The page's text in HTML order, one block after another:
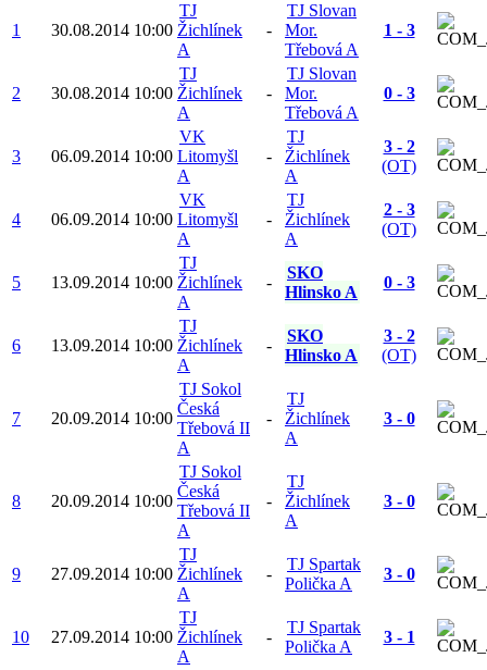
1 30.08.2014 10:00
TJ
Žichlínek
A
-
TJ Slovan
Mor.
Třebová A
1 - 3
2 30.08.2014 10:00
TJ
Žichlínek
A
-
TJ Slovan
Mor.
Třebová A
0 - 3
3 06.09.2014 10:00
VK
Litomyšl
A
-
TJ
Žichlínek
A
3 - 2
(OT)
4 06.09.2014 10:00
VK
Litomyšl
A
-
TJ
Žichlínek
A
2 - 3
(OT)
5 13.09.2014 10:00
TJ
Žichlínek
A
-
SKO
Hlinsko A
0 - 3
6 13.09.2014 10:00
TJ
Žichlínek
A
-
SKO
Hlinsko A
3 - 2
(OT)
7 20.09.2014 10:00
TJ Sokol
Česká
Třebová II
A
-
TJ
Žichlínek
A
3 - 0
8 20.09.2014 10:00
TJ Sokol
Česká
Třebová II
A
-
TJ
Žichlínek
A
3 - 0
9 27.09.2014 10:00
TJ
Žichlínek
A
-
TJ Spartak
Polička A
3 - 0
10 27.09.2014 10:00
TJ
Žichlínek
A
-
TJ Spartak
Polička A
3 - 1